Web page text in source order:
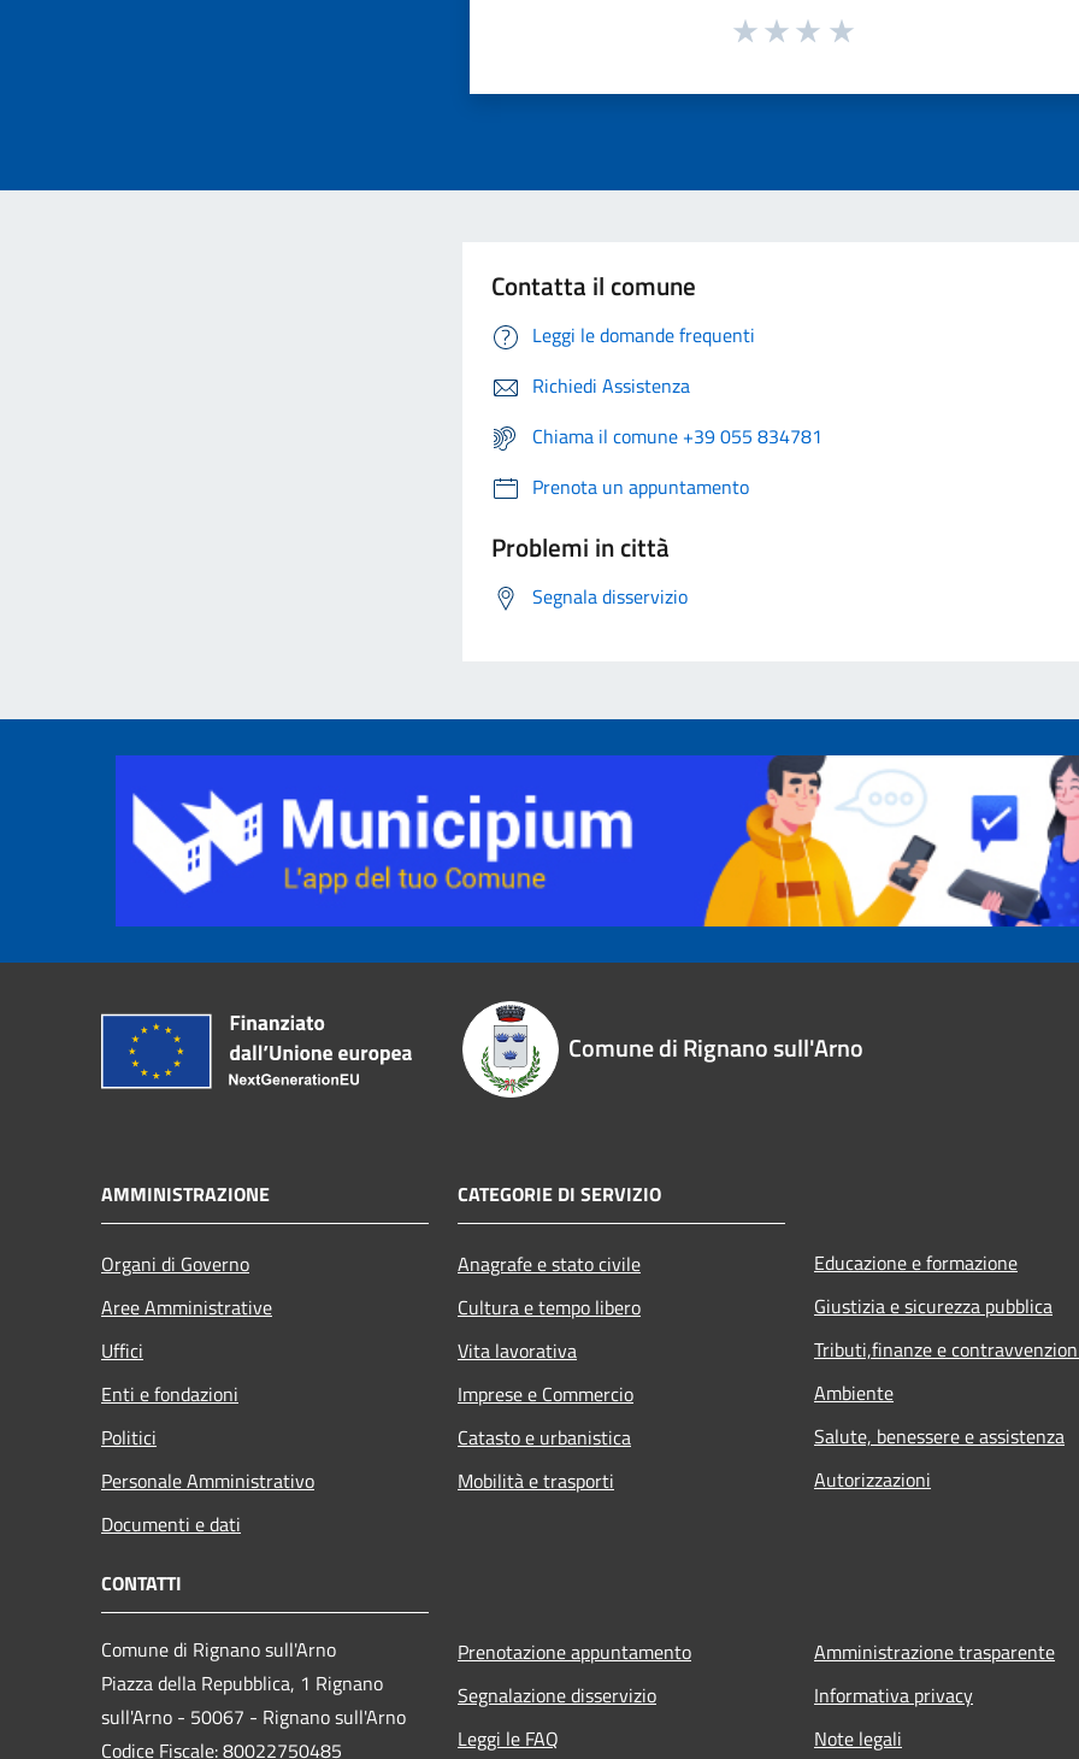
Contatta il comune
Leggi le domande frequenti
Richiedi Assistenza
Chiama il comune +39 055 834781
Prenota un appuntamento
Problemi in città
Segnala disservizio
Comune di Rignano sull'Arno
AMMINISTRAZIONE
Organi di Governo
Aree Amministrative
Uffici
Enti e fondazioni
Politici
Personale Amministrativo
Documenti e dati
CATEGORIE DI SERVIZIO
Anagrafe e stato civile
Cultura e tempo libero
Vita lavorativa
Imprese e Commercio
Catasto e urbanistica
Mobilità e trasporti
Educazione e formazione
Giustizia e sicurezza pubblica
Tributi,finanze e
Ambiente
Salute, benessere e assistenza
Autorizzazioni
CONTATTI
Comune di Rignano sull'Arno
Piazza della Repubblica, 1 Rignano
sull'Arno - 50067 - Rignano sull'Arno
Codice Fiscale: 80022750485
Prenotazione appuntamento
Segnalazione disservizio
Leggi le FAQ
Amministrazione trasparente
Informativa privacy
Note legali